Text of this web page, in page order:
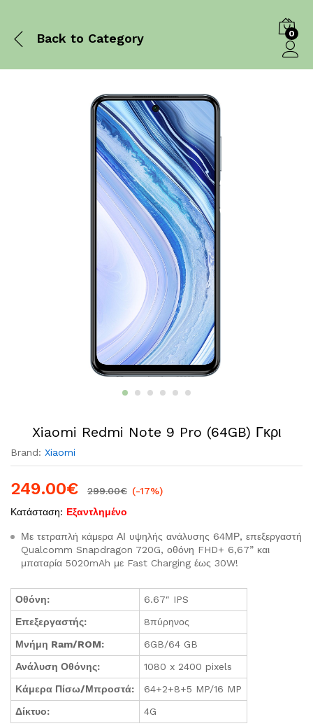
Back to Category 0
Xiaomi Redmi Note 9 Pro (64GB) Γκρι
Brand: Xiaomi
249.00€ 299.00€ (-17%)
Κατάσταση: Εξαντλημένο
Με τετραπλή κάμερα ΑΙ υψηλής ανάλυσης 64ΜΡ, επεξεργαστή
Qualcomm Snapdragon 720G, οθόνη FHD+ 6,67” και
μπαταρία 5020mAh με Fast Charging έως 30W!
Οθόνη:
6.67″ IPS
Επεξεργαστής:
8πύρηνος
Μνήμη Ram/ROM:
6GB/64 GB
Ανάλυση Οθόνης:
1080 x 2400 pixels
Κάμερα Πίσω/Μπροστά:
64+2+8+5 MP/16 MP
Δίκτυο:
4G